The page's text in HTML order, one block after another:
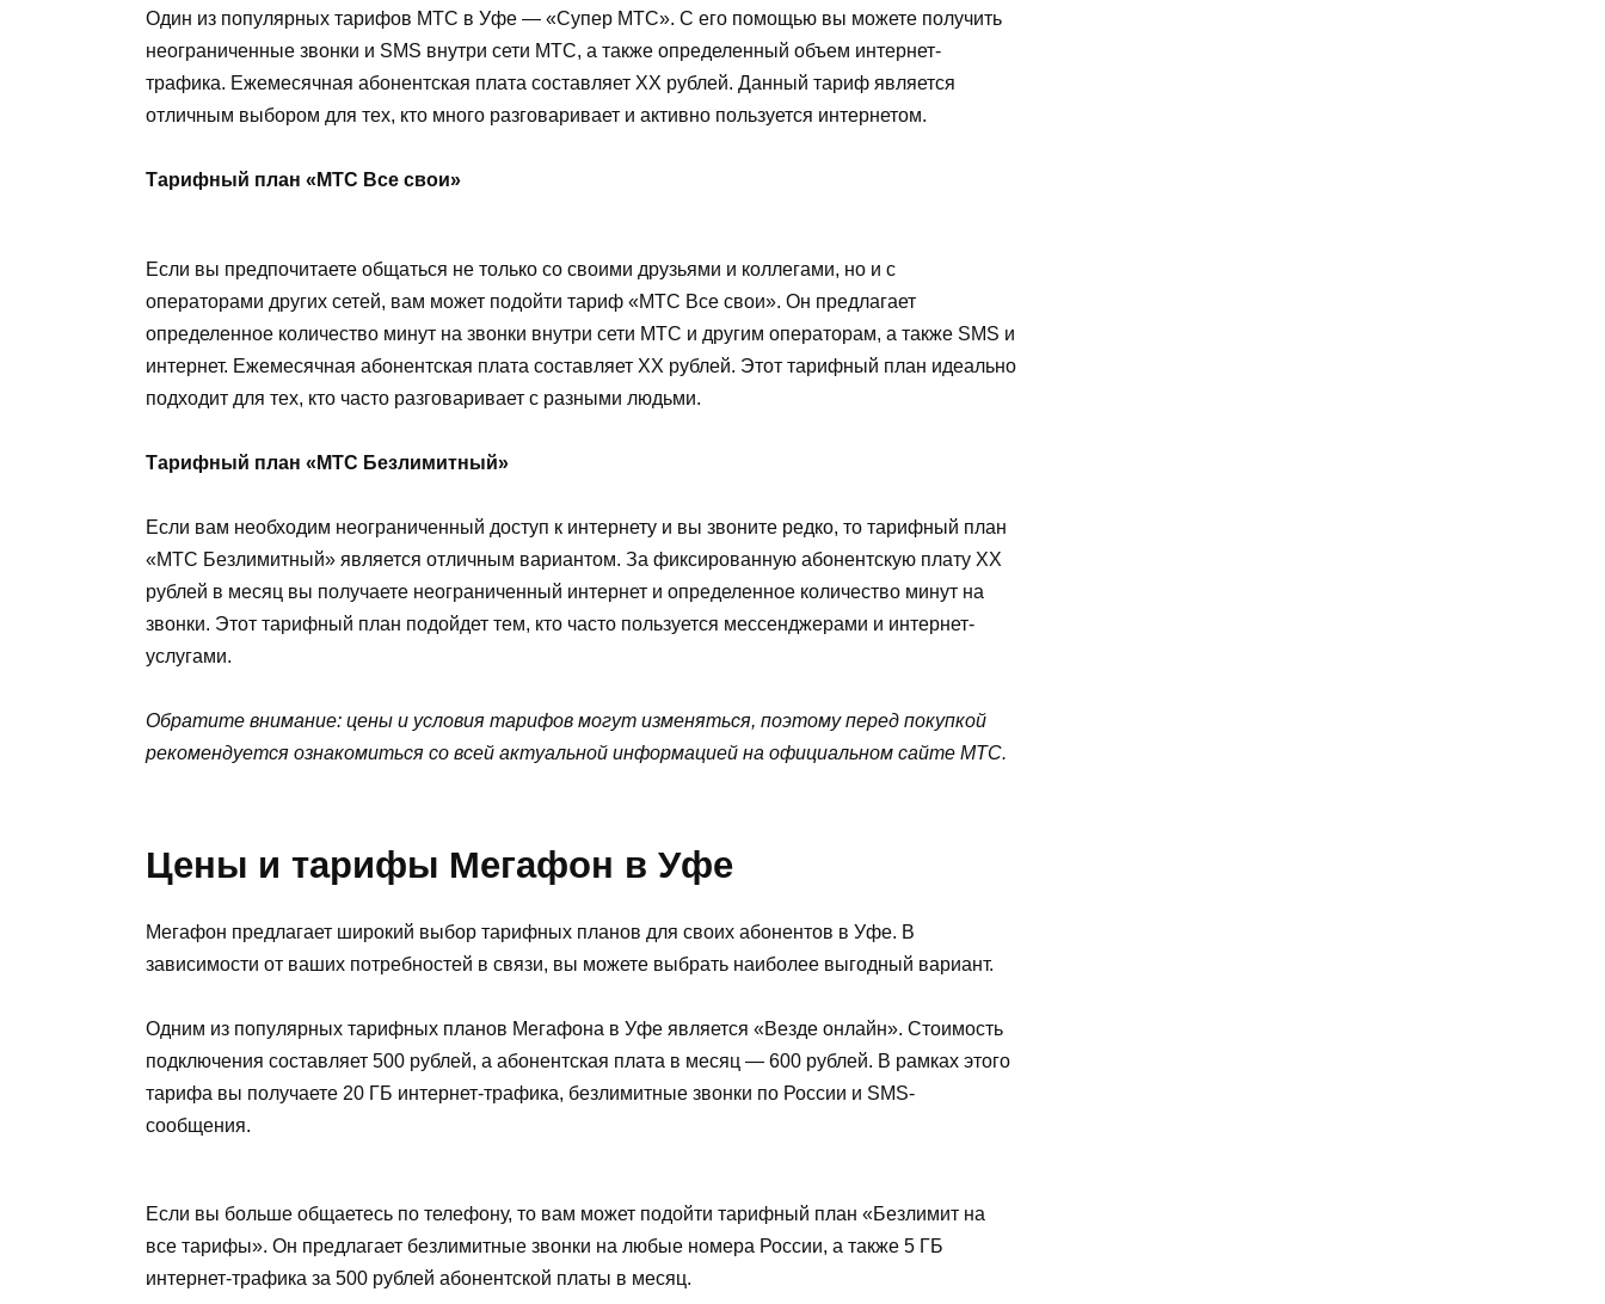
Один из популярных тарифов МТС в Уфе — «Супер МТС». С его помощью вы можете получить
неограниченные звонки и SMS внутри сети МТС, а также определенный объем интернет-
трафика. Ежемесячная абонентская плата составляет XX рублей. Данный тариф является
отличным выбором для тех, кто много разговаривает и активно пользуется интернетом.
Тарифный план «МТС Все свои»
Если вы предпочитаете общаться не только со своими друзьями и коллегами, но и с
операторами других сетей, вам может подойти тариф «МТС Все свои». Он предлагает
определенное количество минут на звонки внутри сети МТС и другим операторам, а также SMS и
интернет. Ежемесячная абонентская плата составляет XX рублей. Этот тарифный план идеально
подходит для тех, кто часто разговаривает с разными людьми.
Тарифный план «МТС Безлимитный»
Если вам необходим неограниченный доступ к интернету и вы звоните редко, то тарифный план
«МТС Безлимитный» является отличным вариантом. За фиксированную абонентскую плату XX
рублей в месяц вы получаете неограниченный интернет и определенное количество минут на
звонки. Этот тарифный план подойдет тем, кто часто пользуется мессенджерами и интернет-
услугами.
Обратите внимание: цены и условия тарифов могут изменяться, поэтому перед покупкой
рекомендуется ознакомиться со всей актуальной информацией на официальном сайте МТС.
Цены и тарифы Мегафон в Уфе
Мегафон предлагает широкий выбор тарифных планов для своих абонентов в Уфе. В
зависимости от ваших потребностей в связи, вы можете выбрать наиболее выгодный вариант.
Одним из популярных тарифных планов Мегафона в Уфе является «Везде онлайн». Стоимость
подключения составляет 500 рублей, а абонентская плата в месяц — 600 рублей. В рамках этого
тарифа вы получаете 20 ГБ интернет-трафика, безлимитные звонки по России и SMS-
сообщения.
Если вы больше общаетесь по телефону, то вам может подойти тарифный план «Безлимит на
все тарифы». Он предлагает безлимитные звонки на любые номера России, а также 5 ГБ
интернет-трафика за 500 рублей абонентской платы в месяц.